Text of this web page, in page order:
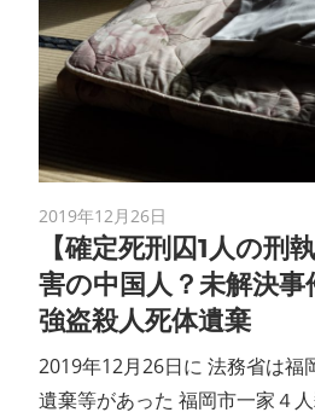
2019年12月26日
【確定死刑囚1人の刑
害の中国人？未解決
強盗殺人死体遺棄
2019年12月26日に 法務省は福
遺棄等があった 福岡市一家４